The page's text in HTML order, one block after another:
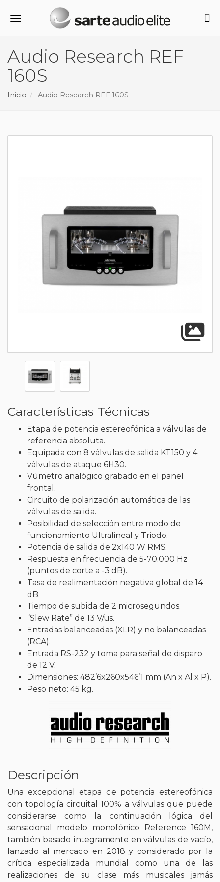
Alternar navegación
Audio Research REF
160S
Inicio Audio Research REF 160S
Características Técnicas
Etapa de potencia estereofónica a válvulas de
referencia absoluta.
Equipada con 8 válvulas de salida KT150 y 4
válvulas de ataque 6H30.
Vúmetro analógico grabado en el panel
frontal.
Circuito de polarización automática de las
válvulas de salida.
Posibilidad de selección entre modo de
funcionamiento Ultralineal y Triodo.
Potencia de salida de 2x140 W RMS.
Respuesta en frecuencia de 5-70.000 Hz
(puntos de corte a -3 dB).
Tasa de realimentación negativa global de 14
dB.
Tiempo de subida de 2 microsegundos.
“Slew Rate” de 13 V/us.
Entradas balanceadas (XLR) y no balanceadas
(RCA).
Entrada RS-232 y toma para señal de disparo
de 12 V.
Dimensiones: 482’6x260x546’1 mm (An x Al x P).
Peso neto: 45 kg.
Descripción
Una excepcional etapa de potencia estereofónica
con topología circuital 100% a válvulas que puede
considerarse como la continuación lógica del
sensacional modelo monofónico Reference 160M,
también basado íntegramente en válvulas de vacío,
lanzado al mercado en 2018 y considerado por la
crítica especializada mundial como una de las
realizaciones de su clase más musicales jamás